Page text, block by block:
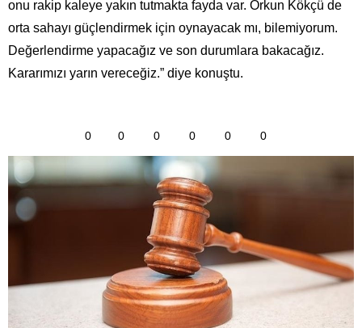
onu rakip kaleye yakın tutmakta fayda var. Orkun Kökçü de
orta sahayı güçlendirmek için oynayacak mı, bilemiyorum.
Değerlendirme yapacağız ve son durumlara bakacağız.
Kararımızı yarın vereceğiz.” diye konuştu.
0 0 0 0 0 0